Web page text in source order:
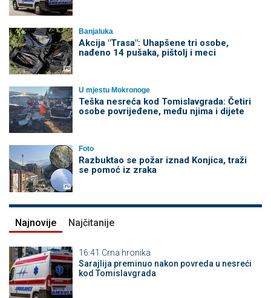
Banjaluka
Akcija "Trasa": Uhapšene tri osobe,
nađeno 14 pušaka, pištolj i meci
U mjestu Mokronoge
Teška nesreća kod Tomislavgrada: Četiri
osobe povrijeđene, među njima i dijete
Foto
Razbuktao se požar iznad Konjica, traži
se pomoć iz zraka
Najnovije Najčitanije
16:41 Crna hronika
Sarajlija preminuo nakon povreda u nesreći
kod Tomislavgrada